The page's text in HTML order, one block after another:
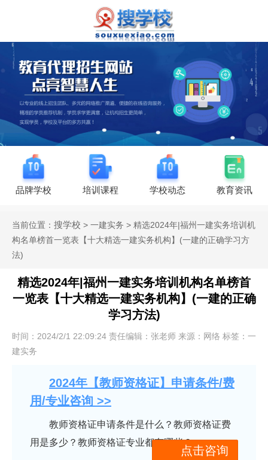
品牌学校 培训课程 学校动态 教育资讯
当前位置： 搜学校 > 一建实务 > 精选2024年|福州一建实务培训机
构名单榜首一览表【十大精选一建实务机构】(一建的正确学习方
法)
精选2024年|福州一建实务培训机构名单榜首
一览表【十大精选一建实务机构】(一建的正确
学习方法)
时间：2024/2/1 22:09:24 责任编辑：张老师 来源：网络 标签：一
建实务
2024年【教师资格证】申请条件/费
用/专业咨询 >>
教师资格证申请条件是什么？教师资格证费
用是多少？教师资格证专业都有哪些？
点击咨询